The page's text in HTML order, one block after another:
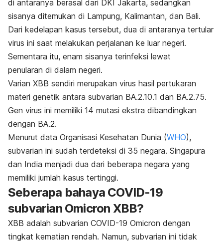
di antaranya berasal dari DKI Jakarta, sedangkan
sisanya ditemukan di Lampung, Kalimantan, dan Bali.
Dari kedelapan kasus tersebut, dua di antaranya tertular
virus ini saat melakukan perjalanan ke luar negeri.
Sementara itu, enam sisanya terinfeksi lewat
penularan di dalam negeri.
Varian XBB sendiri merupakan virus hasil pertukaran
materi genetik antara subvarian BA.2.10.1 dan BA.2.75.
Gen virus ini memiliki 14 mutasi ekstra dibandingkan
dengan BA.2.
Menurut data Organisasi Kesehatan Dunia (WHO),
subvarian ini sudah terdeteksi di 35 negara. Singapura
dan India menjadi dua dari beberapa negara yang
memiliki jumlah kasus tertinggi.
Seberapa bahaya COVID-19
subvarian Omicron XBB?
XBB adalah subvarian COVID-19 Omicron dengan
tingkat kematian rendah. Namun, subvarian ini tidak